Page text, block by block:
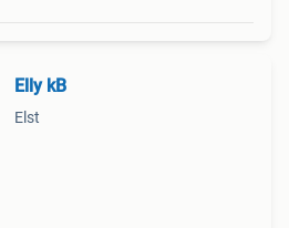
Elly kB
Elst